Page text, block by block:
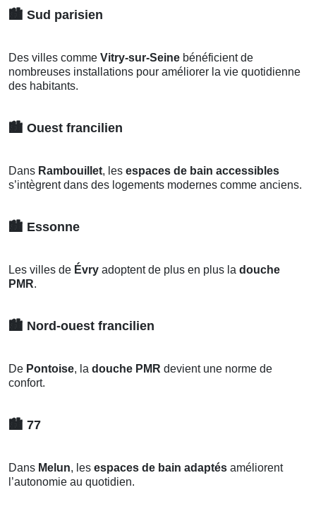
🏙️ Sud parisien
Des villes comme Vitry-sur-Seine bénéficient de
nombreuses installations pour améliorer la vie quotidienne
des habitants.
🏙️ Ouest francilien
Dans Rambouillet, les espaces de bain accessibles
s’intègrent dans des logements modernes comme anciens.
🏙️ Essonne
Les villes de Évry adoptent de plus en plus la douche
PMR.
🏙️ Nord-ouest francilien
De Pontoise, la douche PMR devient une norme de
confort.
🏙️ 77
Dans Melun, les espaces de bain adaptés améliorent
l’autonomie au quotidien.